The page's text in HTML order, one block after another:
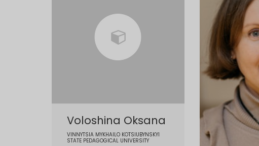
Voloshina Oksana
VINNYTSIA MYKHAILO KOTSIUBYNSKYI
STATE PEDAGOGICAL UNIVERSITY